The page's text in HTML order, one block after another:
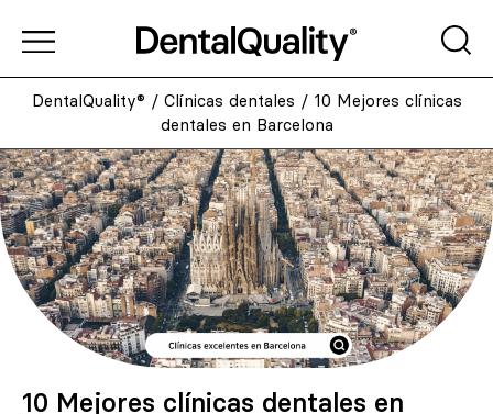
DentalQuality® / Clínicas dentales / 10 Mejores clínicas
dentales en Barcelona
10 Mejores clínicas dentales en